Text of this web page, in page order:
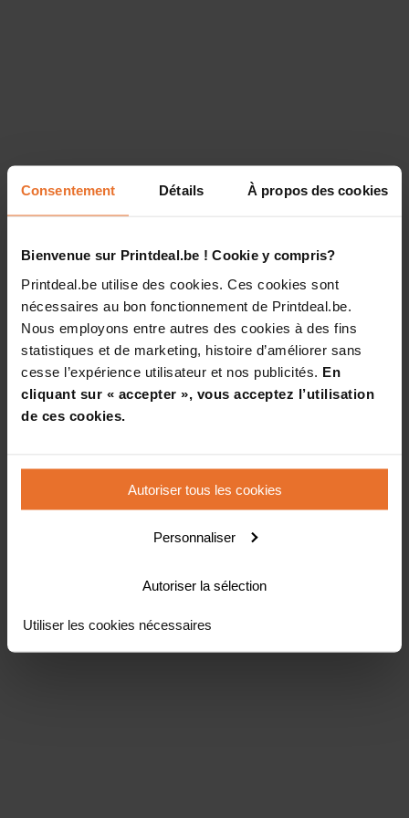
Consentement Détails À propos des cookies
Bienvenue sur Printdeal.be ! Cookie y compris?
Printdeal.be utilise des cookies. Ces cookies sont
nécessaires au bon fonctionnement de Printdeal.be.
Nous employons entre autres des cookies à des fins
statistiques et de marketing, histoire d’améliorer sans
cesse l’expérience utilisateur et nos publicités. En
cliquant sur « accepter », vous acceptez l’utilisation
de ces cookies.
Autoriser tous les cookies
Personnaliser
Autoriser la sélection
Utiliser les cookies nécessaires